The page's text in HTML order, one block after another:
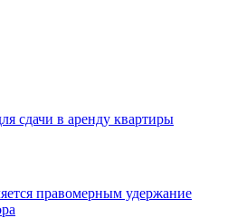
сдачи в аренду квартиры
правомерным удержание